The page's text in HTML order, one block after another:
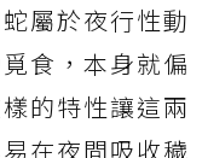
屬於夜行性動
食，本身就偏
的特性讓這兩
在夜間吸收穢